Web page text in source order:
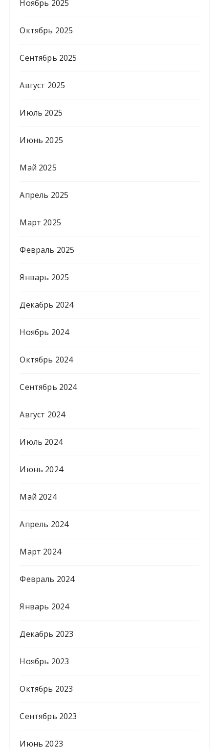
Ноябрь 2025
Октябрь 2025
Сентябрь 2025
Август 2025
Июль 2025
Июнь 2025
Май 2025
Апрель 2025
Март 2025
Февраль 2025
Январь 2025
Декабрь 2024
Ноябрь 2024
Октябрь 2024
Сентябрь 2024
Август 2024
Июль 2024
Июнь 2024
Май 2024
Апрель 2024
Март 2024
Февраль 2024
Январь 2024
Декабрь 2023
Ноябрь 2023
Октябрь 2023
Сентябрь 2023
Июнь 2023